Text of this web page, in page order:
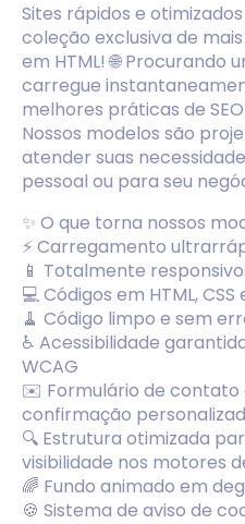
Sites rápidos e
coleção exclusiva de
em HTML! 🌐 Procurando
carregue
melhores práticas de
Nossos modelos são
atender suas
pessoal ou para seu
✨ O que torna nossos
⚡ Carregamento
📱 Totalmente
💻 Códigos em HTML,
🧹 Código limpo e sem
♿ Acessibilidade
WCAG
✉️ Formulário de contato
confirmação
🔍 Estrutura otimizada
visibilidade nos motores
🌈 Fundo animado em
🍪 Sistema de aviso de